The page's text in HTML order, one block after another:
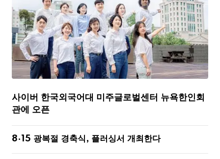
사이버 한국외국어대 미주글로벌센터 뉴욕한인회
관에 오픈
8·15 광복절 경축식, 플러싱서 개최한다